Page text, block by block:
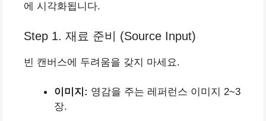
에 시각화됩니다.
Step 1. 재료 준비 (Source Input)
빈 캔버스에 두려움을 갖지 마세요.
이미지: 영감을 주는 레퍼런스 이미지 2~3
장.